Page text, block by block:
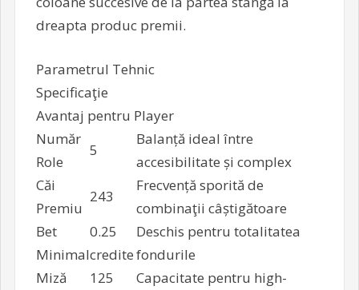
dreapta produc premii.
Parametrul Tehnic
Specificaţie
Avantaj pentru Player
Număr
Role
5
Balanță ideal între
accesibilitate și complex
Căi
Premiu
243
Frecvență sporită de
combinaţii câștigătoare
Bet
Minimal
0.25
credite
Deschis pentru totalitatea
fondurile
Miză
125 Capacitate pentru high-